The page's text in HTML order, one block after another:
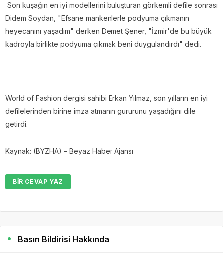
Son kuşağın en iyi modellerini buluşturan görkemli defile sonrası
Didem Soydan, "Efsane mankenlerle podyuma çıkmanın
heyecanını yaşadım" derken Demet Şener, "İzmir'de bu büyük
kadroyla birlikte podyuma çıkmak beni duygulandırdı" dedi.
World of Fashion dergisi sahibi Erkan Yılmaz, son yılların en iyi
defilelerinden birine imza atmanın gururunu yaşadığını dile
getirdi.
Kaynak: (BYZHA) – Beyaz Haber Ajansı
BIR CEVAP YAZ
Basın Bildirisi Hakkında